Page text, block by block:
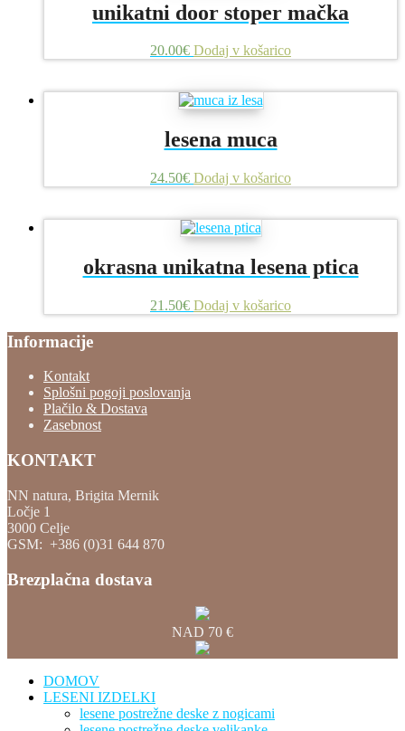
unikatni door stoper mačka
20.00€ Dodaj v košarico
lesena muca
24.50€ Dodaj v košarico
okrasna unikatna lesena ptica
21.50€ Dodaj v košarico
Informacije
Kontakt
Splošni pogoji poslovanja
Plačilo & Dostava
Zasebnost
KONTAKT
NN natura, Brigita Mernik
Ločje 1
3000 Celje
GSM: +386 (0)31 644 870
Brezplačna dostava
NAD 70 €
DOMOV
LESENI IZDELKI
lesene postrežne deske z nogicami